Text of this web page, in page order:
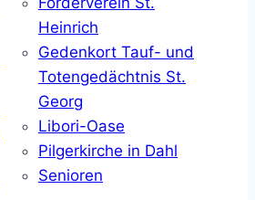
Heinrich
Gedenkort Tauf- und
Totengedächtnis St.
Georg
Libori-Oase
Pilgerkirche in Dahl
Senioren